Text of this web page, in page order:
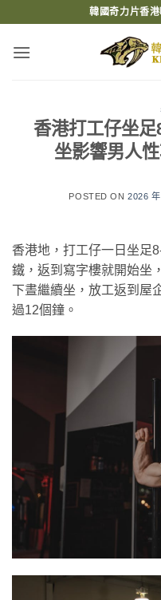
content
韓國奇力片香
香港打工仔坐
坐影響男人
POSTED ON2026
香港地，打工仔一日坐足
鐵，返到寫字樓就開始坐
下晝繼續坐，放工返到屋
過12個鐘。